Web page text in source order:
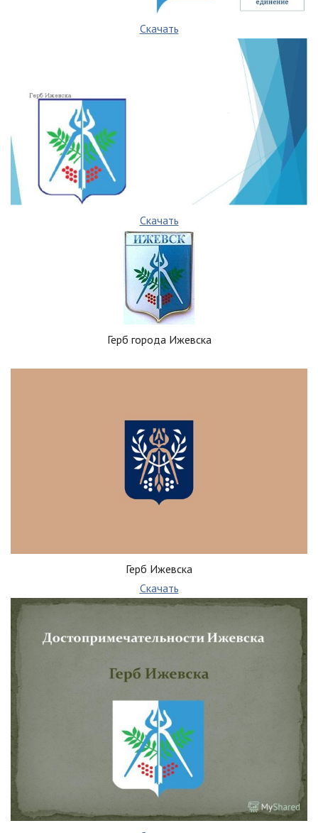
Скачать
Скачать
Герб города Ижевска
Герб Ижевска
Скачать